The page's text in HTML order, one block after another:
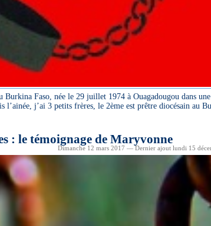
Burkina Faso, née le 29 juillet 1974 à Ouagadougou dans une
l’ainée, j’ai 3 petits frères, le 2ème est prêtre diocésain au
: le témoignage de Maryvonne
Dimanche 12 mars 2017 — Dernier ajout lundi 15